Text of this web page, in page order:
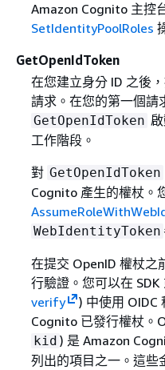
Amazon Cognito 主控
SetIdentityPoolRoles
GetOpenIdToken
在您建立身分 ID 之後
請求。在您的第一個請
GetOpenIdToken
工作階段。
對 GetOpenIdToken
Cognito 產生的權杖。
WebIdentityToken
在提交 OpenID 權杖之
行驗證。您可以在 SDK
verify
) 中使用 OIDC
Cognito 已發行權杖。
kid ) 是 Amazon
列出的項目之一。這些